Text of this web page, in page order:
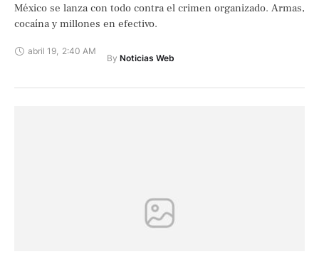
México se lanza con todo contra el crimen organizado. Armas,
cocaína y millones en efectivo.
abril 19, 2:40 AM
By Noticias Web